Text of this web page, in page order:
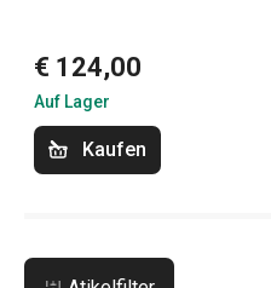
€ 124,00
Auf Lager
Kaufen